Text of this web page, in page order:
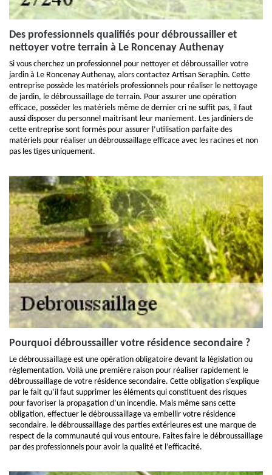
Des professionnels qualifiés pour débroussailler et
nettoyer votre terrain à Le Roncenay Authenay
Si vous cherchez un professionnel pour nettoyer et débroussailler votre
jardin à Le Roncenay Authenay, alors contactez Artisan Seraphin. Cette
entreprise possède les matériels professionnels pour réaliser le nettoyage
de jardin, le débroussaillage de terrain. Pour assurer une opération
efficace, posséder les matériels même de dernier cri ne suffit pas, il faut
aussi disposer du personnel maitrisant leur maniement. Les jardiniers de
cette entreprise sont formés pour assurer l’utilisation parfaite des
matériels pour réaliser un débroussaillage efficace avec les racines et non
pas les tiges uniquement.
Pourquoi débroussailler votre résidence secondaire ?
Le débroussaillage est une opération obligatoire devant la législation ou
réglementation. Voilà une première raison pour réaliser rapidement le
débroussaillage de votre résidence secondaire. Cette obligation s’explique
par le fait qu’il faut supprimer les éléments qui constituent des risques
pour favoriser la propagation d’un incendie. Mais même sans cette
obligation, effectuer le débroussaillage va embellir votre résidence
secondaire. le débroussaillage des parties extérieures est une marque de
respect de la communauté qui vous entoure. Faites faire le débroussaillage
par des professionnels pour avoir la qualité et l’efficacité.